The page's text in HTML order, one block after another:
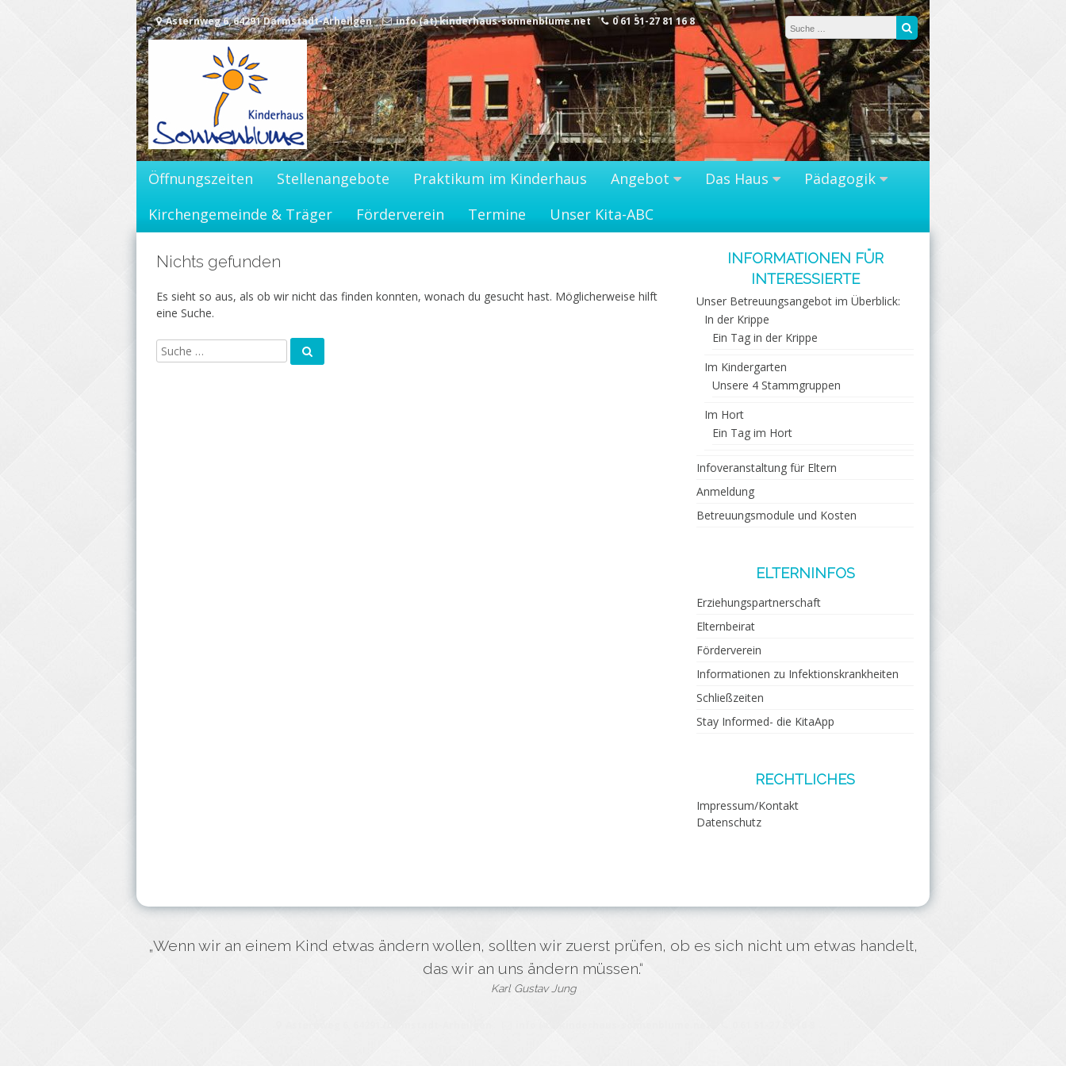
Asternweg 6, 64291 Darmstadt-Arheilgen info (at) kinderhaus-sonnenblume.net 0 61 51-27 81 16 8
Öffnungszeiten Stellenangebote Praktikum im Kinderhaus Angebot Das Haus
Pädagogik
Kirchengemeinde & Träger
Förderverein Termine Unser Kita-ABC
Nichts gefunden
Es sieht so aus, als ob wir nicht das finden konnten, wonach du gesucht hast. Möglicherweise hilft
eine Suche.
INFORMATIONEN FÜR
INTERESSIERTE
Unser Betreuungsangebot im Überblick:
In der Krippe
Ein Tag in der Krippe
Im Kindergarten
Unsere 4 Stammgruppen
Im Hort
Ein Tag im Hort
Infoveranstaltung für Eltern
Anmeldung
Betreuungsmodule und Kosten
ELTERNINFOS
Erziehungspartnerschaft
Elternbeirat
Förderverein
Informationen zu Infektionskrankheiten
Schließzeiten
Stay Informed- die KitaApp
RECHTLICHES
Impressum/Kontakt
Datenschutz
„Wenn wir an einem Kind etwas ändern wollen, sollten wir zuerst prüfen, ob es sich nicht um etwas handelt,
das wir an uns ändern müssen.“
Karl Gustav Jung